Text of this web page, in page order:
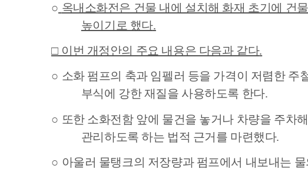
○ 옥내소화전은 건물 내에 설치해 화재 초기에 건
높이기로 했다.
□ 이번 개정안의 주요 내용은 다음과 같다.
○ 소화 펌프의 축과 임펠러 등을 가격이 저렴한
부식에 강한 재질을 사용하도록 한다.
○ 또한 소화전함 앞에 물건을 놓거나 차량을 주차
관리하도록 하는 법적 근거를 마련했다.
○ 아울러 물탱크의 저장량과 펌프에서 내보내는